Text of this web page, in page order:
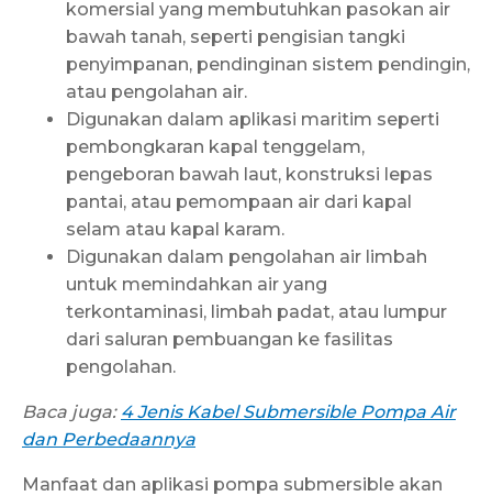
komersial yang membutuhkan pasokan air
bawah tanah, seperti pengisian tangki
penyimpanan, pendinginan sistem pendingin,
atau pengolahan air.
Digunakan dalam aplikasi maritim seperti
pembongkaran kapal tenggelam,
pengeboran bawah laut, konstruksi lepas
pantai, atau pemompaan air dari kapal
selam atau kapal karam.
Digunakan dalam pengolahan air limbah
untuk memindahkan air yang
terkontaminasi, limbah padat, atau lumpur
dari saluran pembuangan ke fasilitas
pengolahan.
Baca juga: 4 Jenis Kabel Submersible Pompa Air
dan Perbedaannya
Manfaat dan aplikasi pompa submersible akan